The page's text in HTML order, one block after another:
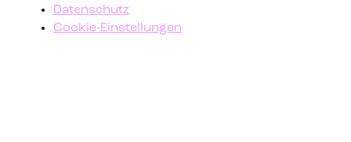
Datenschutz
Cookie-Einstellungen